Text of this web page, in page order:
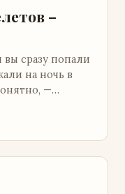
–
сразу попали
на ночь в
—